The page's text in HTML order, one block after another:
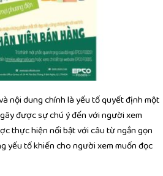
nội dung chính là yếu tố quyết định một
được sự chú ý đến với người xem
thực hiện nổi bật với câu từ ngắn gọn
yếu tố khiến cho người xem muốn đọc